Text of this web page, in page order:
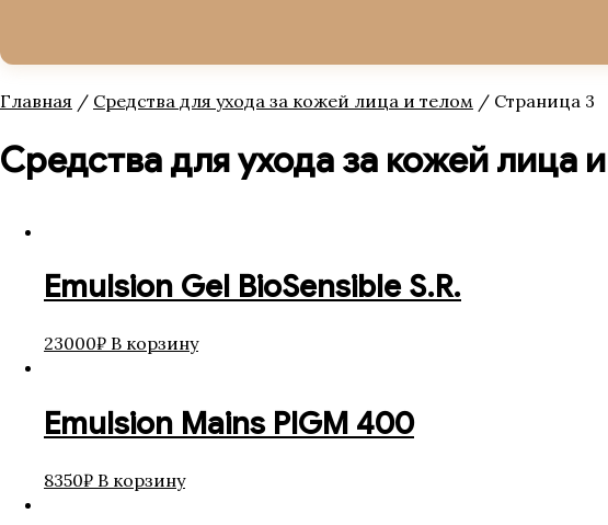
Главная / Средства для ухода за кожей лица и телом / Страница 3
Средства для ухода за кожей лица
Emulsion Gel BioSensible S.R.
23000₽ В корзину
Emulsion Mains PIGM 400
8350₽ В корзину